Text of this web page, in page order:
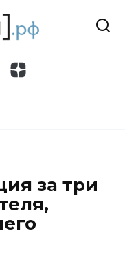
за три